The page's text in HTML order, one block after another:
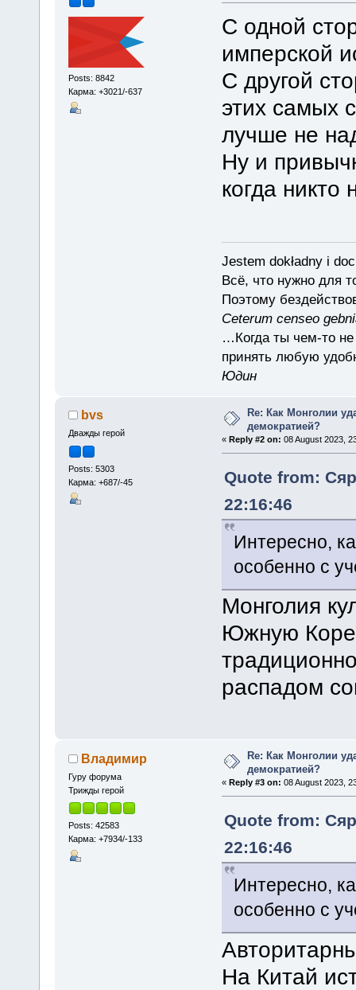
Posts: 8842
Карма: +3021/-637
С одной
имперской
С другой
этих самых
лучше не
Ну и
когда никто
Jestem dokładny i
Всё, что нужно для
Поэтому
Ceterum censeo
…Когда ты чем-то не
принять любую
Юдин
bvs
Дважды герой
Posts: 5303
Карма: +687/-45
Re: Как Монголии
демократией?
« Reply #2 on: 08 August 2023,
Quote from:
22:16:46
Интересно,
особенно с
Монголия
Южную
распадом
Владимир
Гуру форума
Трижды герой
Posts: 42583
Карма: +7934/-133
Re: Как Монголии
демократией?
« Reply #3 on: 08 August 2023,
Quote from:
22:16:46
Интересно,
особенно с
На Китай